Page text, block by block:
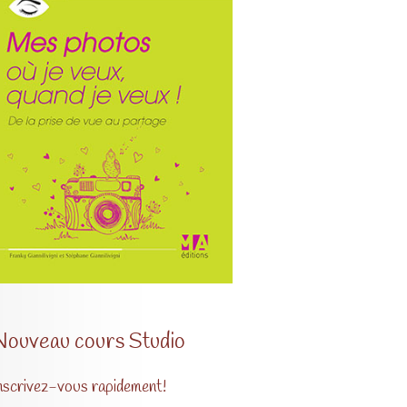
cours Studio
vous rapidement!